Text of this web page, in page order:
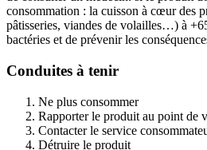
consommation : la cuisson à cœur des
pâtisseries, viandes de volailles…) à
bactéries et de prévenir les
Conduites à tenir
Ne plus consommer
Rapporter le produit au point de
Contacter le service
Détruire le produit